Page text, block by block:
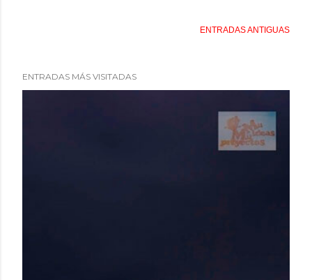
ENTRADAS ANTIGUAS
ENTRADAS MÁS VISITADAS